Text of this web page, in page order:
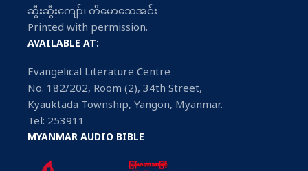
ဆွီးဆွီးကျော်၊ တိမောသေအင်း
Printed with permission.
AVAILABLE AT:
Evangelical Literature Centre
No. 182/202, Room (2), 34th Street,
Kyauktada Township, Yangon, Myanmar.
Tel: 253911
MYANMAR AUDIO BIBLE